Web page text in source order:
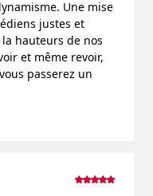
Une mise
justes et
hauteurs de nos
et même revoir,
passerez un